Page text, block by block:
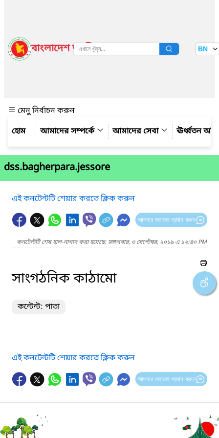
বাংলাদেশ জাতীয় তথ্য বাতায়ন BN
মেনু নির্বাচন করুন
আমাদের সম্পর্কে
আমাদের সেবা ঊর্ধ্বতন
dss.bagherpara.jessore
এই কনটেন্টটি শেয়ার করতে ক্লিক করুন
আপনার মতামত প্রদান করুন
কনটেন্টটি শেষ হাল-নাগাদ করা হয়েছে: মঙ্গলবার, ৩ সেপ্টেম্বর, ২০১৯ এ ১২:৪০ PM
সাংগঠনিক কাঠামো
কন্টেন্ট: পাতা
এই কনটেন্টটি শেয়ার করতে ক্লিক করুন
আপনার মতামত প্রদান করুন